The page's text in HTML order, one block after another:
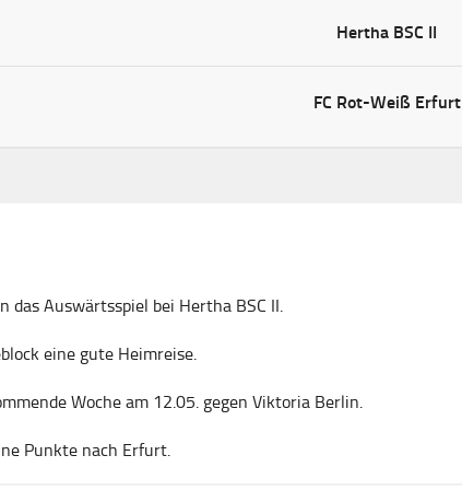
Hertha BSC II
FC Rot-Weiß Erfurt
das Auswärtsspiel bei Hertha BSC II.
eine gute Heimreise.
Woche am 12.05. gegen Viktoria Berlin.
Punkte nach Erfurt.